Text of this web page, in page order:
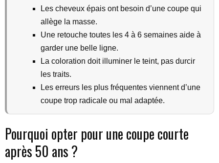
Les cheveux épais ont besoin d’une coupe qui
allège la masse.
Une retouche toutes les 4 à 6 semaines aide à
garder une belle ligne.
La coloration doit illuminer le teint, pas durcir
les traits.
Les erreurs les plus fréquentes viennent d’une
coupe trop radicale ou mal adaptée.
Pourquoi opter pour une coupe courte
après 50 ans ?